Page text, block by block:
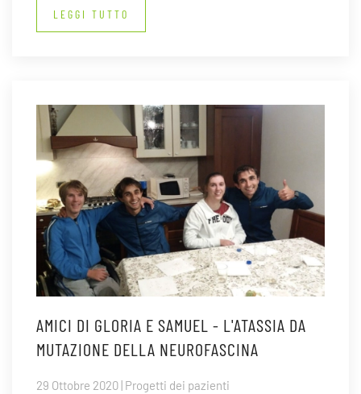
LEGGI TUTTO
AMICI DI GLORIA E SAMUEL - L'ATASSIA DA
MUTAZIONE DELLA NEUROFASCINA
29 Ottobre 2020 | Progetti dei pazienti